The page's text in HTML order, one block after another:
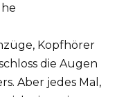
Kopfhörer
die Augen
Aber jedes Mal,